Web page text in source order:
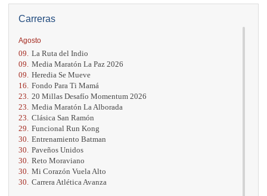
Carreras
Agosto
09. La Ruta del Indio
09. Media Maratón La Paz 2026
09. Heredia Se Mueve
16. Fondo Para Ti Mamá
23. 20 Millas Desafío Momentum 2026
23. Media Maratón La Alborada
23. Clásica San Ramón
29. Funcional Run Kong
30. Entrenamiento Batman
30. Paveños Unidos
30. Reto Moraviano
30. Mi Corazón Vuela Alto
30. Carrera Atlética Avanza